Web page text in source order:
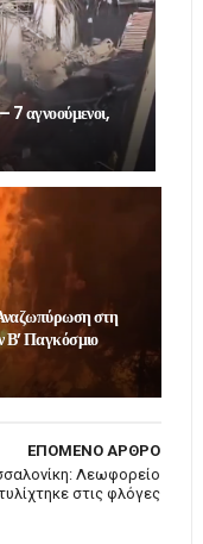
7 αγνοούμενοι,
στη
Β’ Παγκόσμιο
ΕΠΟΜΕΝΟ ΑΡΘΡΟ
Λεωφορείο
στις φλόγες